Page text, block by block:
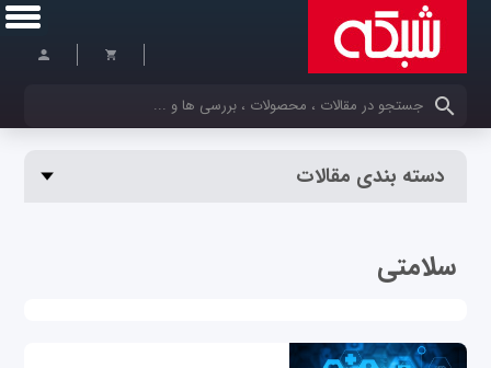
کلمات کلیدی خود را وارد کنید
دسته بندی مقالات
سلامتی